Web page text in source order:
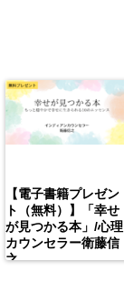
【電子書籍プレゼン
ト（無料）】「幸せ
が見つかる本」/心理
カウンセラー衛藤信
之